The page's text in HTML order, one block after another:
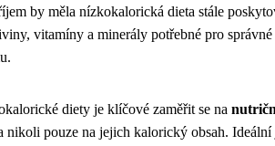
by měla nízkokalorická dieta stále
vitamíny a minerály potřebné pro správné
diety je klíčové zaměřit se na
nikoli pouze na jejich kalorický obsah. Ideální